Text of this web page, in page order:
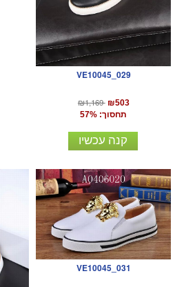
VE10045_029
₪1,169 ₪503
תחסוך: 57%
קנה עכשיו
VE10045_031